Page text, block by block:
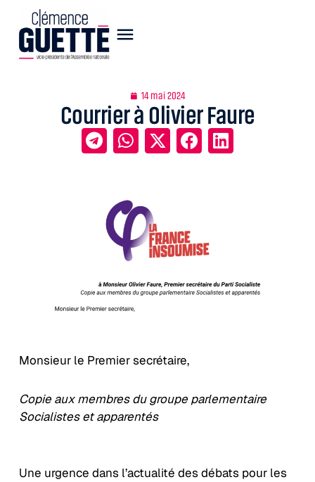
14 mai 2024
Courrier à Olivier Faure
Monsieur le Premier secrétaire,
Copie aux membres du groupe parlementaire
Socialistes et apparentés
Une urgence dans l’actualité des débats pour les